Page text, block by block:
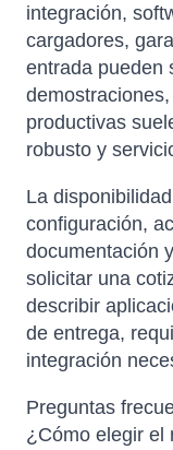
integración,
cargadores,
entrada pueden
productivas
robusto y
La
configuración,
documentación
solicitar una
describir
de entrega,
integración
Preguntas
¿Cómo elegir el